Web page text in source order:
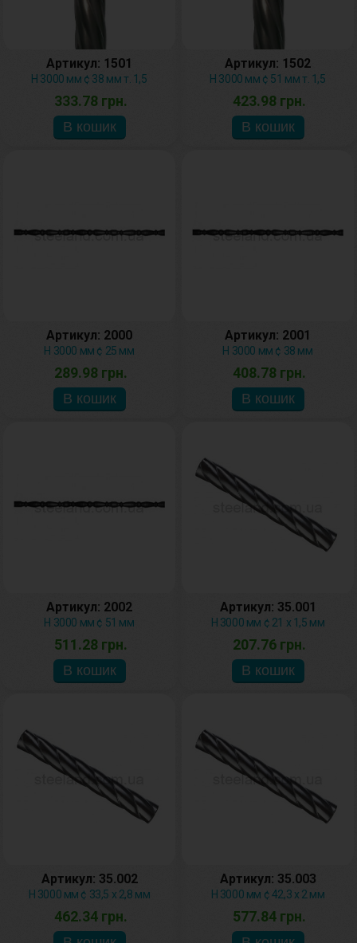
Артикул: 1501
H 3000 мм ¢ 38 мм т. 1,5
333.78 грн.
Артикул: 1502
H 3000 мм ¢ 51 мм т. 1,5
423.98 грн.
Артикул: 2000
H 3000 мм ¢ 25 мм
289.98 грн.
Артикул: 2001
H 3000 мм ¢ 38 мм
408.78 грн.
Артикул: 2002
H 3000 мм ¢ 51 мм
511.28 грн.
Артикул: 35.001
H 3000 мм ¢ 21 х 1,5 мм
207.76 грн.
Артикул: 35.002
H 3000 мм ¢ 33,5 х 2,8 мм
462.34 грн.
Артикул: 35.003
H 3000 мм ¢ 42,3 х 2 мм
577.84 грн.